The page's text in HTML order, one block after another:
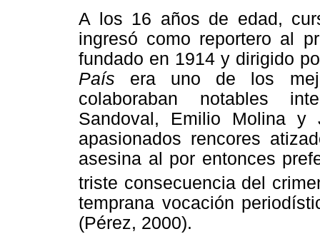
A los 16 años de edad,
ingresó como reportero al
fundado en 1914 y dirigido
País era uno de los
colaboraban notables
Sandoval, Emilio Molina y
apasionados rencores
asesina al por entonces
triste consecuencia del
temprana vocación
(Pérez, 2000).